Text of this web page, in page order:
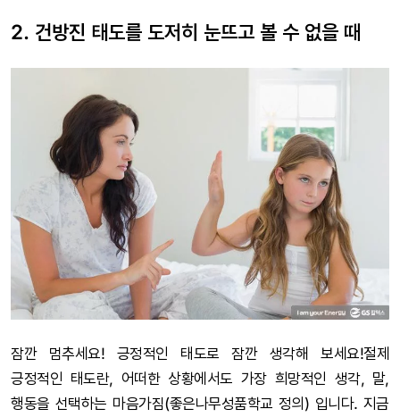
2. 건방진 태도를 도저히 눈뜨고 볼 수 없을 때
잠깐 멈추세요! 긍정적인 태도로 잠깐 생각해 보세요!절제
긍정적인 태도란, 어떠한 상황에서도 가장 희망적인 생각, 말,
행동을 선택하는 마음가짐(좋은나무성품학교 정의) 입니다. 지금